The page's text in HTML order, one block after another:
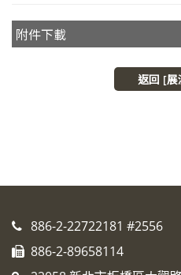
附件下載
返回 [展
886-2-22722181 #2556
886-2-89658114